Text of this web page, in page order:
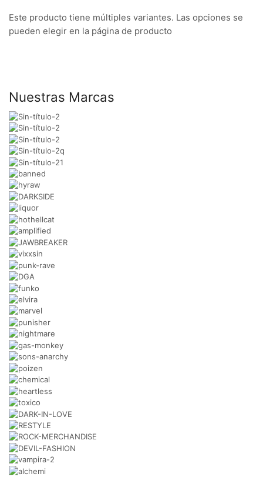
Este producto tiene múltiples variantes. Las opciones se
pueden elegir en la página de producto
Nuestras Marcas